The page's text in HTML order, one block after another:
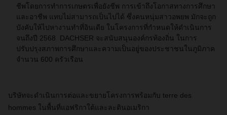
ชีพโดยการทำการเกษตรเพื่อยังชีพ การเข้าถึงโอกาสทางการศึกษา
และอาชีพ แทบไม่สามารถเป็นไปได้ ซึ่งคนหนุ่มสาวอพยพ มักจะถูก
บังคับให้ไปหางานทำที่อินเดีย ในโครงการที่กำหนดให้ดำเนินการ
จนถึงปี 2568 DACHSER จะสนับสนุนองค์กรท้องถิ่น ในการ
ปรับปรุงสภาพการศึกษาและความเป็นอยู่ของประชาชนในภูมิภาค
จำนวน 600 ครัวเรือน
บริษัทจะดำเนินการต่อและขยายโครงการพร้อมกับ terre des
hommes ในพื้นที่แอฟริกาใต้และละตินอเมริกา